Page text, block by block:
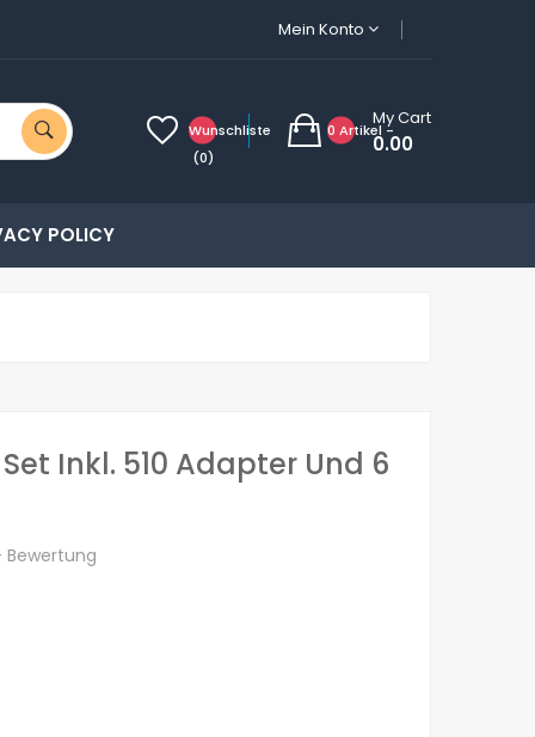
Mein Konto
Wunschliste
(0)
0 Artikel -
My Cart
0.00
POLICY
Inkl. 510 Adapter Und 6
Bewertung